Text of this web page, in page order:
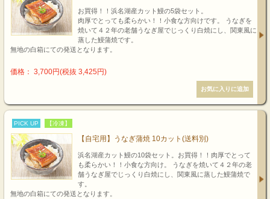
お買得！！浜名湖産カット鰻の5袋セット。
肉厚でとっても柔らかい！！小食な方向けです。 うなぎを
焼いて４２年の老舗うなぎ屋でじっくり白焼にし、関東風に
蒸した鰻蒲焼です。
無地の白箱にての発送となります。
価格： 3,700円(税抜 3,425円)
PICK UP 【冷凍】
【自宅用】うなぎ蒲焼 10カット(送料別)
浜名湖産カット鰻の10袋セット。お買得！！肉厚でとって
も柔らかい！！小食な方向け。 うなぎを焼いて４２年の老
舗うなぎ屋でじっくり白焼にし、関東風に蒸した鰻蒲焼で
す。
無地の白箱にての発送となります。